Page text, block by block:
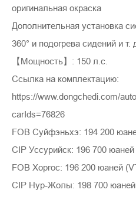
оригинальная окраска
Дополнительная установка
360° и подогрева сидений и т.
【Мощность】: 150 л.с.
Ссылка на комплектацию:
https://www.dongchedi.com/
carIds=76826
FOB Суйфэньхэ: 194 200
CIP Уссурийск: 196 700 юаней
FOB Хоргос: 196 200 юаней
CIP Нур-Жолы: 198 700 юаней